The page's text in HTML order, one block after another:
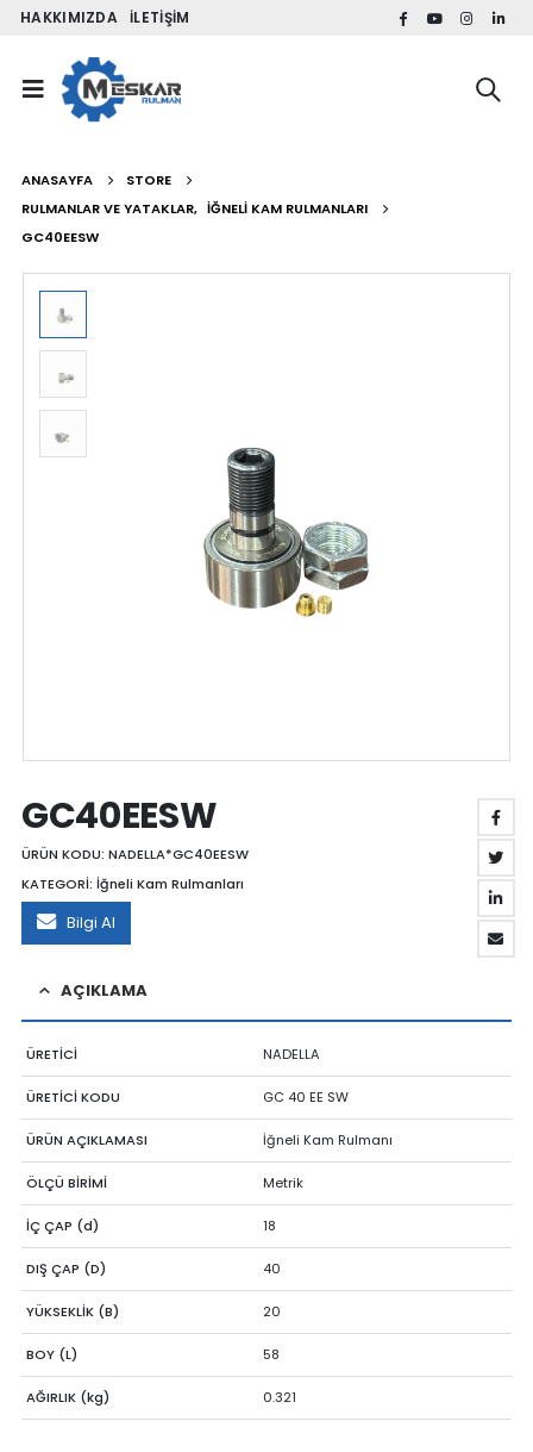
HAKKIMIZDA İLETIŞIM
ANASAYFA
STORE
RULMANLAR VE YATAKLAR, İĞNELI KAM RULMANLARI
GC40EESW
GC40EESW
ÜRÜN KODU: NADELLA*GC40EESW
KATEGORİ: İğneli Kam Rulmanları
Bilgi Al
AÇIKLAMA
ÜRETİCİ NADELLA
ÜRETİCİ KODU GC 40 EE SW
ÜRÜN AÇIKLAMASI İğneli Kam Rulmanı
ÖLÇÜ BİRİMİ Metrik
İÇ ÇAP (d) 18
DIŞ ÇAP (D) 40
YÜKSEKLİK (B) 20
BOY (L) 58
AĞIRLIK (kg) 0.321